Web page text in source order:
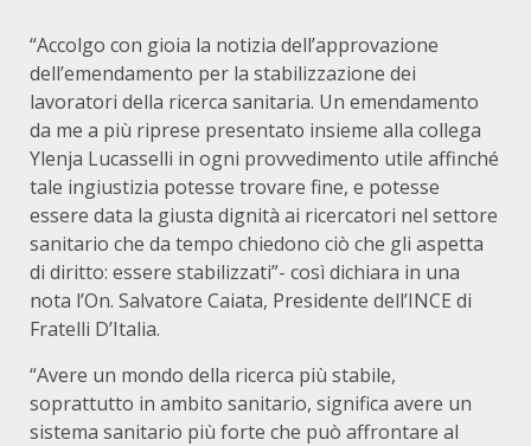
“Accolgo con gioia la notizia dell’approvazione
dell’emendamento per la stabilizzazione dei
lavoratori della ricerca sanitaria. Un emendamento
da me a più riprese presentato insieme alla collega
Ylenja Lucasselli in ogni provvedimento utile affinché
tale ingiustizia potesse trovare fine, e potesse
essere data la giusta dignità ai ricercatori nel settore
sanitario che da tempo chiedono ciò che gli aspetta
di diritto: essere stabilizzati”- così dichiara in una
nota l’On. Salvatore Caiata, Presidente dell’INCE di
Fratelli D’Italia.
“Avere un mondo della ricerca più stabile,
soprattutto in ambito sanitario, significa avere un
sistema sanitario più forte che può affrontare al